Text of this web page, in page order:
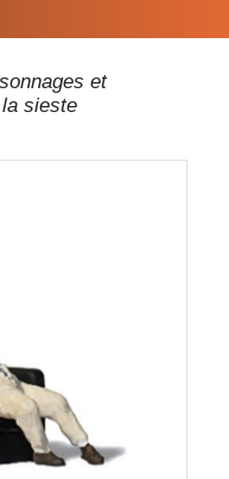
et
la sieste